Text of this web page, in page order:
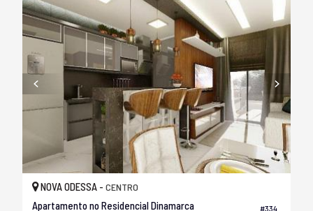
#334
NOVA ODESSA - CENTRO
Apartamento no Residencial Dinamarca